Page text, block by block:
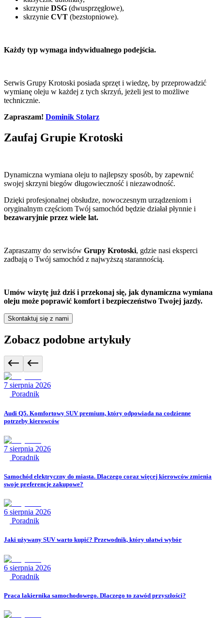
skrzynie DSG (dwusprzęgłowe),
skrzynie CVT (bezstopniowe).
Każdy typ wymaga indywidualnego podejścia.
Serwis Grupy Krotoski posiada sprzęt i wiedzę, by przeprowadzić
wymianę oleju w każdej z tych skrzyń, jeżeli jest to możliwe
technicznie.
Zapraszam! Dominik Stolarz
Zaufaj Grupie Krotoski
Dynamiczna wymiana oleju to najlepszy sposób, by zapewnić
swojej skrzyni biegów długowieczność i niezawodność.
Dzięki profesjonalnej obsłudze, nowoczesnym urządzeniom i
oryginalnym częściom Twój samochód będzie działał płynnie i
bezawaryjnie przez wiele lat.
Zapraszamy do serwisów Grupy Krotoski, gdzie nasi eksperci
zadbają o Twój samochód z najwyższą starannością.
Umów wizytę już dziś i przekonaj się, jak dynamiczna wymiana
oleju może poprawić komfort i bezpieczeństwo Twojej jazdy.
Skontaktuj się z nami
Zobacz podobne artykuły
7 sierpnia 2026
Poradnik
Audi Q5. Komfortowy SUV premium, który odpowiada na codzienne
potrzeby kierowców
7 sierpnia 2026
Poradnik
Samochód elektryczny do miasta. Dlaczego coraz więcej kierowców zmienia
swoje preferencje zakupowe?
6 sierpnia 2026
Poradnik
Jaki używany SUV warto kupić? Przewodnik, który ułatwi wybór
6 sierpnia 2026
Poradnik
Praca lakiernika samochodowego. Dlaczego to zawód przyszłości?